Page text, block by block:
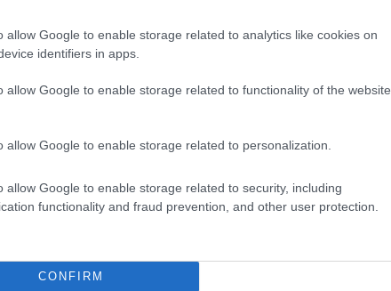
allow Google to enable storage related to analytics like cookies on
identifiers in apps.
allow Google to enable storage related to functionality of the website
allow Google to enable storage related to personalization.
allow Google to enable storage related to security, including
functionality and fraud prevention, and other user protection.
CONFIRM